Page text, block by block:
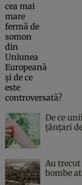
De ce
țânțari
Au
bombe